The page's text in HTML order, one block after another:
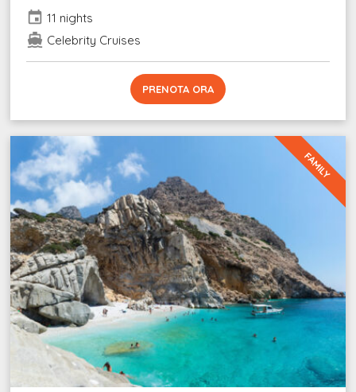
event 11 nights
directions_boat Celebrity Cruises
PRENOTA ORA
FAMILY